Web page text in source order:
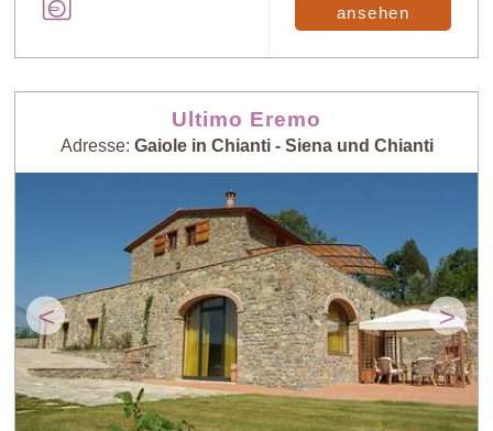
ansehen
Ultimo Eremo
Adresse: Gaiole in Chianti - Siena und Chianti
< >